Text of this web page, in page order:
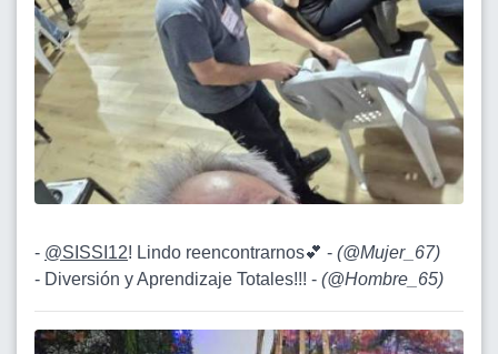
- @SISSI12! Lindo reencontrarnos💕 - (@Mujer_67)
- Diversión y Aprendizaje Totales!!! - (@Hombre_65)